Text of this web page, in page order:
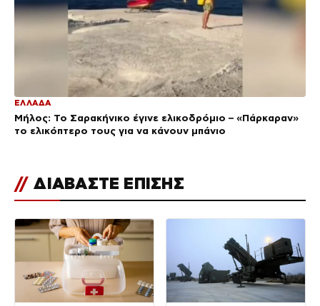
ΕΛΛΑΔΑ
Μήλος: Το Σαρακήνικο έγινε ελικοδρόμιο – «Πάρκαραν»
το ελικόπτερο τους για να κάνουν μπάνιο
// ΔΙΑΒΑΣΤΕ ΕΠΙΣΗΣ